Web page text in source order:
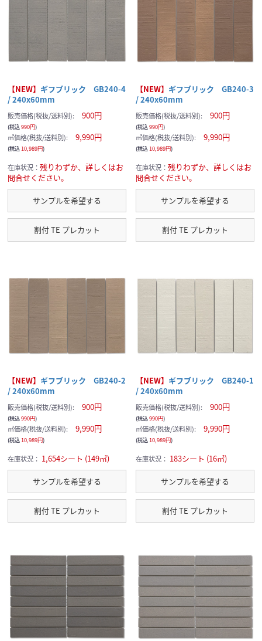
【NEW】 ギフブリック GB240-4
/ 240x60mm
販売価格(税抜/送料別): 900円
(税込990円)
㎡価格(税抜/送料別): 9,990円
(税込10,989円)
在庫状況： 残りわずか、詳しくはお
問合せください。
サンプルを希望する
割付 TE プレカット
【NEW】 ギフブリック GB240-3
/ 240x60mm
販売価格(税抜/送料別): 900円
(税込990円)
㎡価格(税抜/送料別): 9,990円
(税込10,989円)
在庫状況： 残りわずか、詳しくはお
問合せください。
サンプルを希望する
割付 TE プレカット
【NEW】 ギフブリック GB240-2
/ 240x60mm
販売価格(税抜/送料別): 900円
(税込990円)
㎡価格(税抜/送料別): 9,990円
(税込10,989円)
在庫状況： 1,654シート (149㎡)
サンプルを希望する
割付 TE プレカット
【NEW】 ギフブリック GB240-1
/ 240x60mm
販売価格(税抜/送料別): 900円
(税込990円)
㎡価格(税抜/送料別): 9,990円
(税込10,989円)
在庫状況： 183シート (16㎡)
サンプルを希望する
割付 TE プレカット